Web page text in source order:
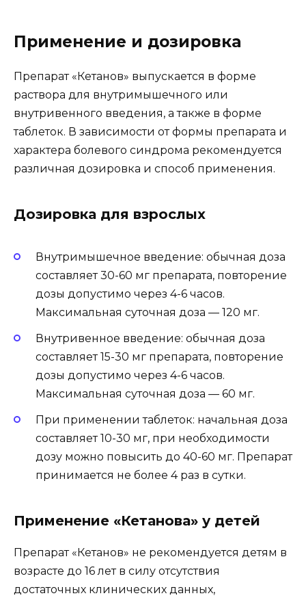
Применение и дозировка
Препарат «Кетанов» выпускается в форме
раствора для внутримышечного или
внутривенного введения, а также в форме
таблеток. В зависимости от формы препарата и
характера болевого синдрома рекомендуется
различная дозировка и способ применения.
Дозировка для взрослых
Внутримышечное введение: обычная доза
составляет 30-60 мг препарата, повторение
дозы допустимо через 4-6 часов.
Максимальная суточная доза — 120 мг.
Внутривенное введение: обычная доза
составляет 15-30 мг препарата, повторение
дозы допустимо через 4-6 часов.
Максимальная суточная доза — 60 мг.
При применении таблеток: начальная доза
составляет 10-30 мг, при необходимости
дозу можно повысить до 40-60 мг. Препарат
принимается не более 4 раз в сутки.
Применение «Кетанова» у детей
Препарат «Кетанов» не рекомендуется детям в
возрасте до 16 лет в силу отсутствия
достаточных клинических данных,